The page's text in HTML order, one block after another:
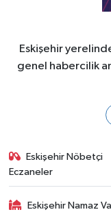
Eskişehir
genel habercilik
Eskişehir Nöbetçi
Eczaneler
Eskişehir Namaz